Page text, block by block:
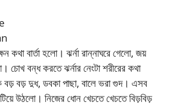
কথা বার্তা হলো। ঝর্না রান্নাঘরে গেলো, জয়
বন্ধ করতে ঝর্নার নেংটা শরীরের কথা
বড় দুধ, ডবকা পাছা, বালে ভরা গুদ। এসব
উঠলো। নিজের ধোন খেচতে খেচতে বিড়বিড়